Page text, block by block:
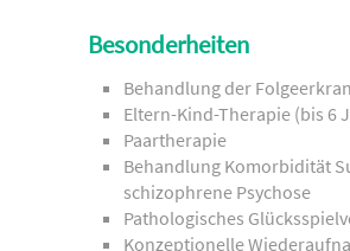
Besonderheiten
Behandlung der
Eltern-Kind-Therapie (bis 6
Paartherapie
Behandlung Komorbidität
schizophrene Psychose
Pathologisches
Konzeptionelle